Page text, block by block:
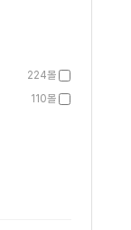
224몰
110몰